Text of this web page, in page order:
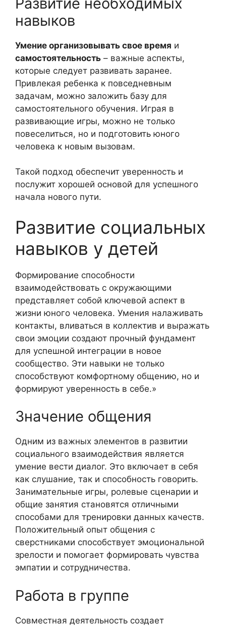
навыков
Умение организовывать свое время и
самостоятельность – важные аспекты,
которые следует развивать заранее.
Привлекая ребенка к повседневным
задачам, можно заложить базу для
самостоятельного обучения. Играя в
развивающие игры, можно не только
повеселиться, но и подготовить юного
человека к новым вызовам.
Такой подход обеспечит уверенность и
послужит хорошей основой для успешного
начала нового пути.
Развитие социальных
навыков у детей
Формирование способности
взаимодействовать с окружающими
представляет собой ключевой аспект в
жизни юного человека. Умения налаживать
контакты, вливаться в коллектив и выражать
свои эмоции создают прочный фундамент
для успешной интеграции в новое
сообщество. Эти навыки не только
способствуют комфортному общению, но и
формируют уверенность в себе.»
Значение общения
Одним из важных элементов в развитии
социального взаимодействия является
умение вести диалог. Это включает в себя
как слушание, так и способность говорить.
Занимательные игры, ролевые сценарии и
общие занятия становятся отличными
способами для тренировки данных качеств.
Положительный опыт общения с
сверстниками способствует эмоциональной
зрелости и помогает формировать чувства
эмпатии и сотрудничества.
Работа в группе
Совместная деятельность создает